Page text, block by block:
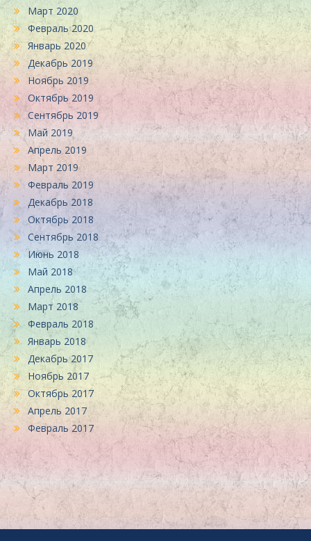
Март 2020
Февраль 2020
Январь 2020
Декабрь 2019
Ноябрь 2019
Октябрь 2019
Сентябрь 2019
Май 2019
Апрель 2019
Март 2019
Февраль 2019
Декабрь 2018
Октябрь 2018
Сентябрь 2018
Июнь 2018
Май 2018
Апрель 2018
Март 2018
Февраль 2018
Январь 2018
Декабрь 2017
Ноябрь 2017
Октябрь 2017
Апрель 2017
Февраль 2017